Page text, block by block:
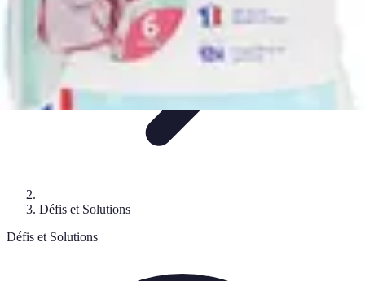
Défis et Solutions
Défis et Solutions